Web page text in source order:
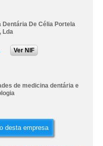
Dentária De Célia Portela
Lda
Ver NIF
de medicina dentária e
desta empresa